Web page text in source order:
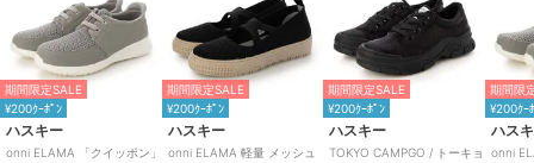
期間限定SALE
¥200ｸｰﾎﾟﾝ
ハスキー
onni ELAMA 「クイッポン」
期間限定SALE
¥200ｸｰﾎﾟﾝ
ハスキー
onni ELAMA 軽量 メッシュ
期間限定SALE
¥200ｸｰﾎﾟﾝ
ハスキー
TOKYO CAMPGO / トーキョ
期間限
¥200ｸｰ
ハス
onni